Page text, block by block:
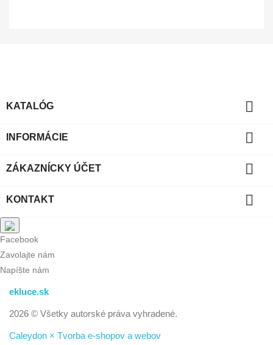
KATALÓG 
INFORMÁCIE 
ZÁKAZNÍCKY ÚČET 
KONTAKT 
Facebook
Zavolajte nám
Napíšte nám
ekluce.sk
2026 © Všetky autorské práva vyhradené.
Caleydon × Tvorba e-shopov a webov